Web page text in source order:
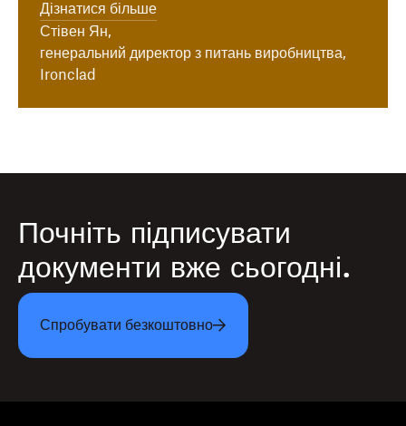
Дізнатися більше
Стівен Ян,
генеральний директор з питань виробництва,
Ironclad
Почніть підписувати
документи вже сьогодні.
Спробувати безкоштовно